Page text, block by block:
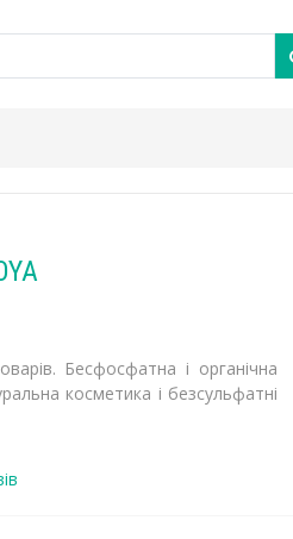
Бесфосфатна і органічна
косметика і безсульфатні